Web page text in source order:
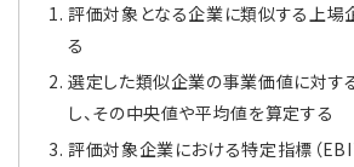
評価対象となる企業に類似する上場
る
選定した類似企業の事業価値に対す
し、その中央値や平均値を算定する
評価対象企業における特定指標（